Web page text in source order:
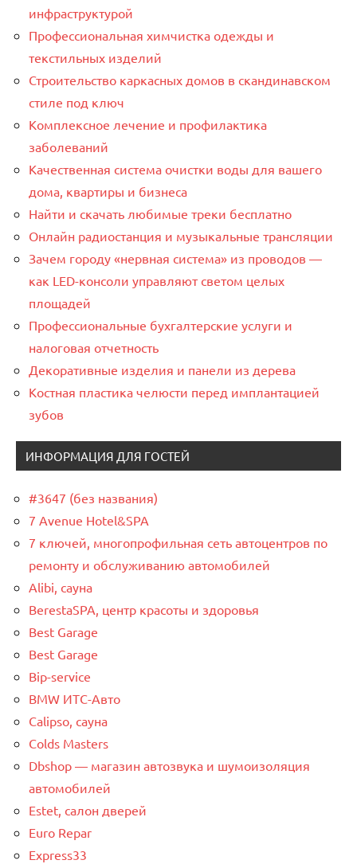
инфраструктурой
Профессиональная химчистка одежды и
текстильных изделий
Строительство каркасных домов в скандинавском
стиле под ключ
Комплексное лечение и профилактика
заболеваний
Качественная система очистки воды для вашего
дома, квартиры и бизнеса
Найти и скачать любимые треки бесплатно
Онлайн радиостанция и музыкальные трансляции
Зачем городу «нервная система» из проводов —
как LED-консоли управляют светом целых
площадей
Профессиональные бухгалтерские услуги и
налоговая отчетность
Декоративные изделия и панели из дерева
Костная пластика челюсти перед имплантацией
зубов
ИНФОРМАЦИЯ ДЛЯ ГОСТЕЙ
#3647 (без названия)
7 Avenue Hotel&SPA
7 ключей, многопрофильная сеть автоцентров по
ремонту и обслуживанию автомобилей
Alibi, сауна
BerestaSPA, центр красоты и здоровья
Best Garage
Best Garage
Bip-service
BMW ИТС-Авто
Calipso, сауна
Colds Masters
Dbshop — магазин автозвука и шумоизоляция
автомобилей
Estet, салон дверей
Euro Repar
Express33